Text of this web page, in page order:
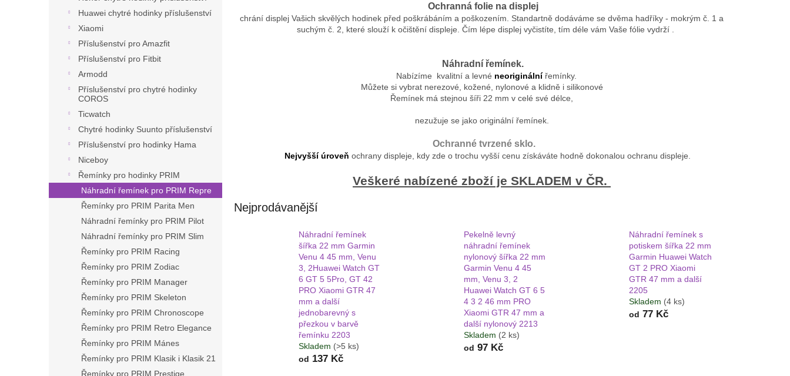
Huawei chytré hodinky příslušenství
Xiaomi
Příslušenství pro Amazfit
Příslušenství pro Fitbit
Armodd
Příslušenství pro chytré hodinky
COROS
Ticwatch
Chytré hodinky Suunto příslušenství
Příslušenství pro hodinky Hama
Niceboy
Řemínky pro hodinky PRIM
Náhradní řemínek pro PRIM Repre
Řemínky pro PRIM Parita Men
Náhradní řemínky pro PRIM Pilot
Náhradní řemínky pro PRIM Slim
Řemínky pro PRIM Racing
Řemínky pro PRIM Zodiac
Řemínky pro PRIM Manager
Řemínky pro PRIM Skeleton
Řemínky pro PRIM Chronoscope
Řemínky pro PRIM Retro Elegance
Řemínky pro PRIM Mánes
Řemínky pro PRIM Klasik i Klasik 21
Řemínky pro PRIM Prestige
Ochranná folie na displej
chrání displej Vašich skvělých hodinek před poškrábáním a poškozením. Standartně dodáváme se dvěma hadříky - mokrým č. 1 a
suchým č. 2, které slouží k očištění displeje. Čím lépe displej vyčistíte, tím déle vám Vaše fólie vydrží .
Náhradní řemínek.
Nabízíme kvalitní a levné neoriginálnířemínky.
Můžete si vybrat nerezové, kožené, nylonové a klidně i silikonové
Řemínek má stejnou šíři 22 mm v celé své délce,
nezužuje se jako originální řemínek.
Ochranné tvrzené sklo.
Nejvyšší úroveň ochrany displeje, kdy zde o trochu vyšší cenu získáváte hodně dokonalou ochranu displeje.
Veškeré nabízené zboží je SKLADEM v ČR.
Nejprodávanější
Náhradní řemínek
šířka 22 mm Garmin
Venu 4 45 mm, Venu
3, 2Huawei Watch GT
6 GT 5 5Pro, GT 42
PRO Xiaomi GTR 47
mm a další
jednobarevný s
přezkou v barvě
řemínku 2203
Skladem (>5 ks)
od 137 Kč
Pekelně levný
náhradní řemínek
nylonový šířka 22 mm
Garmin Venu 4 45
mm, Venu 3, 2
Huawei Watch GT 6 5
4 3 2 46 mm PRO
Xiaomi GTR 47 mm a
další nylonový 2213
Skladem (2 ks)
od 97 Kč
Náhradní řemínek s
potiskem šířka 22 mm
Garmin Huawei Watch
GT 2 PRO Xiaomi
GTR 47 mm a další
2205
Skladem (4 ks)
od 77 Kč